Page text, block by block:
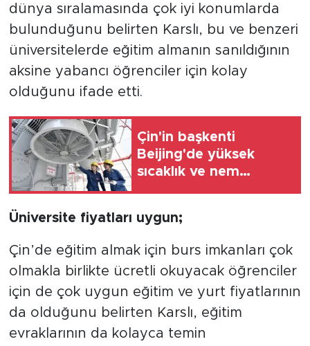
dünya sıralamasında çok iyi konumlarda
bulunduğunu belirten Karslı, bu ve benzeri
üniversitelerde eğitim almanın sanıldığının
aksine yabancı öğrenciler için kolay
olduğunu ifade etti.
Çin'in başkenti
Beijing'de yüksek
sıcaklık ve nem
Üniversite fiyatları uygun;
Çin’de eğitim almak için burs imkanları çok
olmakla birlikte ücretli okuyacak öğrenciler
için de çok uygun eğitim ve yurt fiyatlarının
da olduğunu belirten Karslı, eğitim
evraklarının da kolayca temin